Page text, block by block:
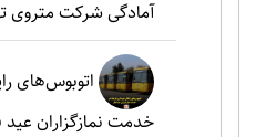
آمادگی شرکت متروی
اتوبوس‌های
خدمت نمازگزاران عید